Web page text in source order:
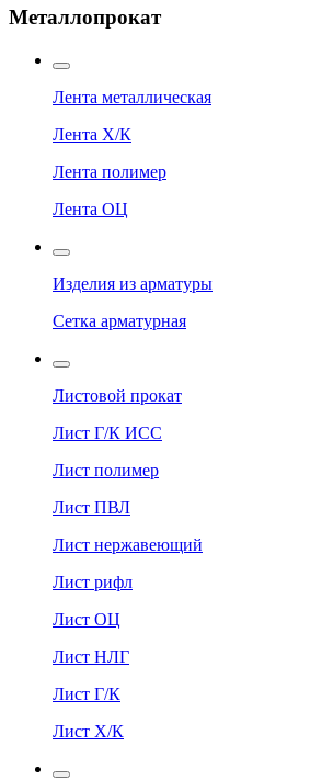
Металлопрокат
Лента металлическая
Лента Х/К
Лента полимер
Лента ОЦ
Изделия из арматуры
Сетка арматурная
Листовой прокат
Лист Г/К ИСС
Лист полимер
Лист ПВЛ
Лист нержавеющий
Лист рифл
Лист ОЦ
Лист НЛГ
Лист Г/К
Лист Х/К